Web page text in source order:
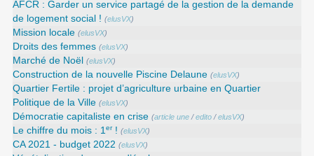
AFCR : Garder un service partagé de la gestion de la demande
de logement social ! (elusVX)
Mission locale (elusVX)
Droits des femmes (elusVX)
Marché de Noël (elusVX)
Construction de la nouvelle Piscine Delaune (elusVX)
Quartier Fertile : projet d’agriculture urbaine en Quartier
Politique de la Ville (elusVX)
Démocratie capitaliste en crise (article une /edito /elusVX)
Le chiffre du mois : 1er! (elusVX)
CA 2021 - budget 2022 (elusVX)